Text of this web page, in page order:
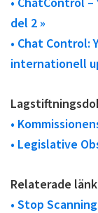
del 2 »
• Chat Control:
internationell
•
• Legislative
Relaterade
• Stop Scanning